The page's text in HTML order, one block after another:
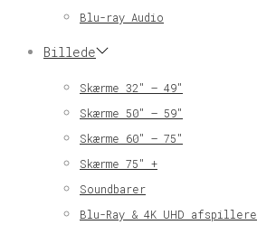
Blu-ray Audio
Billede
Skærme 32″ – 49″
Skærme 50″ – 59″
Skærme 60″ – 75″
Skærme 75″ +
Soundbarer
Blu-Ray & 4K UHD afspillere